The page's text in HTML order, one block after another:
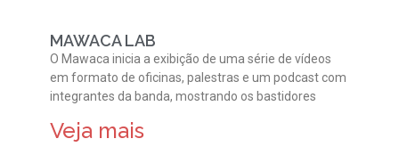
MAWACA LAB
O Mawaca inicia a exibição de uma série de vídeos
em formato de oficinas, palestras e um podcast com
integrantes da banda, mostrando os bastidores
Veja mais